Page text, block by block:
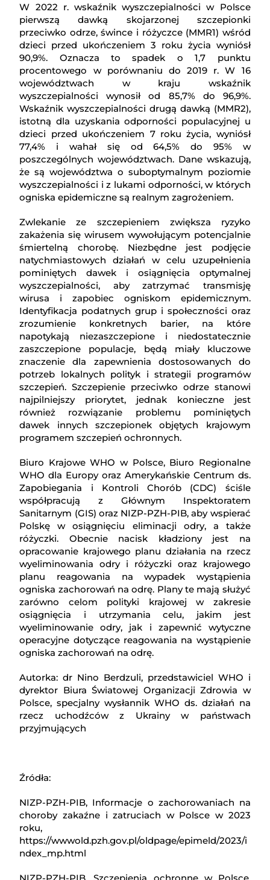
W 2022 r. wskaźnik wyszczepialności w Polsce
pierwszą dawką skojarzonej szczepionki
przeciwko odrze, śwince i różyczce (MMR1) wśród
dzieci przed ukończeniem 3 roku życia wyniósł
90,9%. Oznacza to spadek o 1,7 punktu
procentowego w porównaniu do 2019 r. W 16
województwach w kraju wskaźnik
wyszczepialności wynosił od 85,7% do 96,9%.
Wskaźnik wyszczepialności drugą dawką (MMR2),
istotną dla uzyskania odporności populacyjnej u
dzieci przed ukończeniem 7 roku życia, wyniósł
77,4% i wahał się od 64,5% do 95% w
poszczególnych województwach. Dane wskazują,
że są województwa o suboptymalnym poziomie
wyszczepialności i z lukami odporności, w których
ogniska epidemiczne są realnym zagrożeniem.
Zwlekanie ze szczepieniem zwiększa ryzyko
zakażenia się wirusem wywołującym potencjalnie
śmiertelną chorobę. Niezbędne jest podjęcie
natychmiastowych działań w celu uzupełnienia
pominiętych dawek i osiągnięcia optymalnej
wyszczepialności, aby zatrzymać transmisję
wirusa i zapobiec ogniskom epidemicznym.
Identyfikacja podatnych grup i społeczności oraz
zrozumienie konkretnych barier, na które
napotykają niezaszczepione i niedostatecznie
zaszczepione populacje, będą miały kluczowe
znaczenie dla zapewnienia dostosowanych do
potrzeb lokalnych polityk i strategii programów
szczepień. Szczepienie przeciwko odrze stanowi
najpilniejszy priorytet, jednak konieczne jest
również rozwiązanie problemu pominiętych
dawek innych szczepionek objętych krajowym
programem szczepień ochronnych.
Biuro Krajowe WHO w Polsce, Biuro Regionalne
WHO dla Europy oraz Amerykańskie Centrum ds.
Zapobiegania i Kontroli Chorób (CDC) ściśle
współpracują z Głównym Inspektoratem
Sanitarnym (GIS) oraz NIZP-PZH-PIB, aby wspierać
Polskę w osiągnięciu eliminacji odry, a także
różyczki. Obecnie nacisk kładziony jest na
opracowanie krajowego planu działania na rzecz
wyeliminowania odry i różyczki oraz krajowego
planu reagowania na wypadek wystąpienia
ogniska zachorowań na odrę. Plany te mają służyć
zarówno celom polityki krajowej w zakresie
osiągnięcia i utrzymania celu, jakim jest
wyeliminowanie odry, jak i zapewnić wytyczne
operacyjne dotyczące reagowania na wystąpienie
ogniska zachorowań na odrę.
Autorka: dr Nino Berdzuli, przedstawiciel WHO i
dyrektor Biura Światowej Organizacji Zdrowia w
Polsce, specjalny wysłannik WHO ds. działań na
rzecz uchodźców z Ukrainy w państwach
przyjmujących
Źródła:
NIZP-PZH-PIB, Informacje o zachorowaniach na
choroby zakaźne i zatruciach w Polsce w 2023
roku,
https://wwwold.pzh.gov.pl/oldpage/epimeld/2023/i
ndex_mp.html